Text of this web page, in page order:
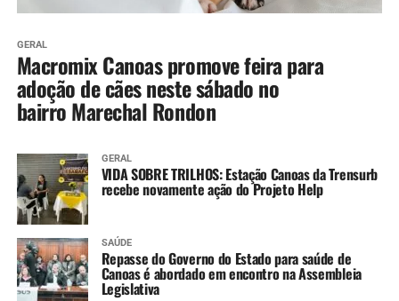
GERAL
Macromix Canoas promove feira para
adoção de cães neste sábado no
bairro Marechal Rondon
GERAL
VIDA SOBRE TRILHOS: Estação Canoas da Trensurb
recebe novamente ação do Projeto Help
SAÚDE
Repasse do Governo do Estado para saúde de
Canoas é abordado em encontro na Assembleia
Legislativa